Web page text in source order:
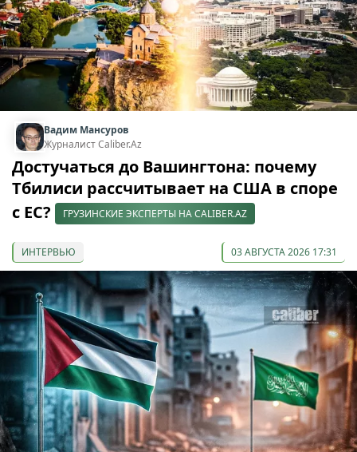
Вадим Мансуров
Журналист Caliber.Az
Достучаться до Вашингтона: почему
Тбилиси рассчитывает на США в споре
с ЕС?
ГРУЗИНСКИЕ ЭКСПЕРТЫ НА CALIBER.AZ
ИНТЕРВЬЮ 03 АВГУСТА 2026 17:31